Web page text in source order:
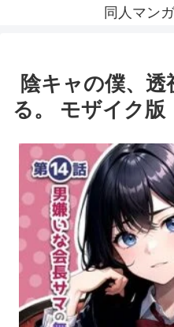
同人マン
陰キャの僕、
る。 モザイク版